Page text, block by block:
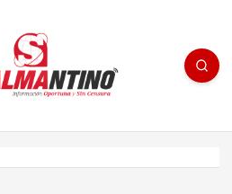
- medios/noticias/editorial